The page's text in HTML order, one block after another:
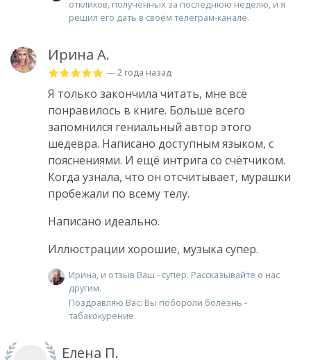
откликов, полученных за последнюю неделю, и я
решил его дать в своём телеграм-канале.
Ирина А.
— 2 года назад
Я только закончила читать, мне всё
понравилось в книге. Больше всего
запомнился гениальный автор этого
шедевра. Написано доступным языком, с
пояснениями. И ещё интрига со счётчиком.
Когда узнала, что он отсчитывает, мурашки
пробежали по всему телу.
Написано идеально.
Иллюстрации хорошие, музыка супер.
Ирина, и отзыв Ваш - супер. Рассказывайте о нас
другим.
Поздравляю Вас: Вы побороли болезнь -
табакокурение.
Елена П.